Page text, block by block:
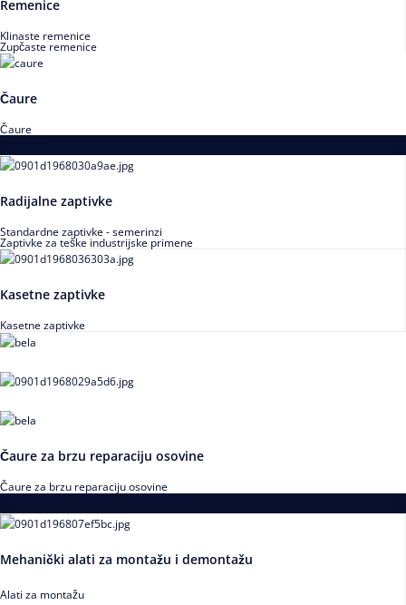
Remenice
Klinaste remenice
Zupčaste remenice
Čaure
Čaure
Radijalne zaptivke
Standardne zaptivke - semerinzi
Zaptivke za teške industrijske primene
Kasetne zaptivke
Kasetne zaptivke
Čaure za brzu reparaciju osovine
Čaure za brzu reparaciju osovine
Mehanički alati za montažu i demontažu
Alati za montažu